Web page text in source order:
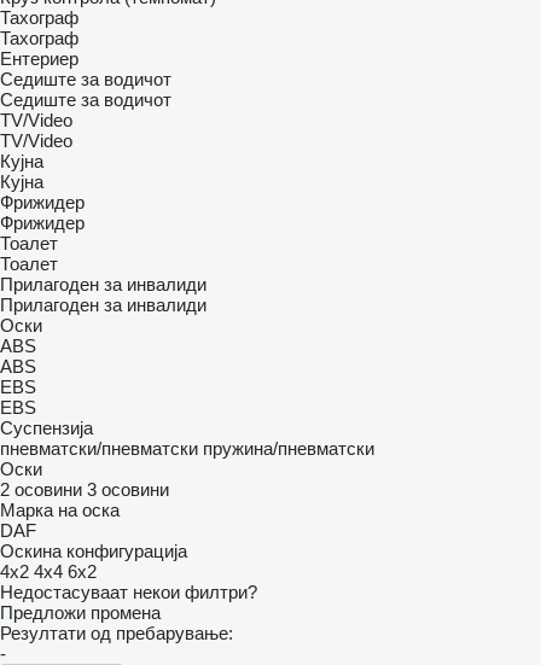
Тахограф
Тахограф
Ентериер
Седиште за водичот
Седиште за водичот
TV/Video
TV/Video
Кујна
Кујна
Фрижидер
Фрижидер
Тоалет
Тоалет
Прилагоден за инвалиди
Прилагоден за инвалиди
Оски
ABS
ABS
EBS
EBS
Суспензија
пневматски/пневматски пружина/пневматски
Оски
2 осовини 3 осовини
Марка на оска
DAF
Оскина конфигурација
4x2 4x4 6x2
Недостасуваат некои филтри?
Предложи промена
Резултати од пребарување:
-